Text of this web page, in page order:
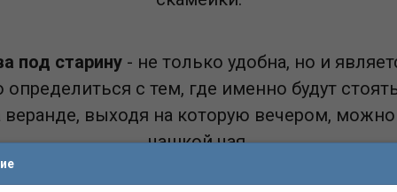
под старину- не только удобна, но и
с тем, где именно будут
выходя на которую вечером,
чашкой чая.